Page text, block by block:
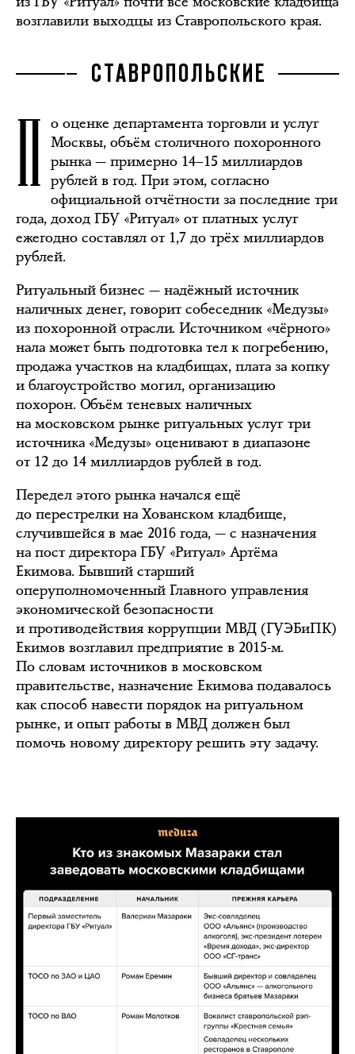
возглавили выходцы из Ставропольского края.
СТАВРОПОЛЬСКИЕ
П о оценке департамента торговли и услуг
Москвы, объём столичного похоронного
рынка — примерно 14–15 миллиардов
рублей в год. При этом, согласно
официальной отчётности за последние три
года, доход ГБУ «Ритуал» от платных услуг
ежегодно составлял от 1,7 до трёх миллиардов
рублей.
Ритуальный бизнес — надёжный источник
наличных денег, говорит собеседник «Медузы»
из похоронной отрасли. Источником «чёрного»
нала может быть подготовка тел к погребению,
продажа участков на кладбищах, плата за копку
и благоустройство могил, организацию
похорон. Объём теневых наличных
на московском рынке ритуальных услуг три
источника «Медузы» оценивают в диапазоне
от 12 до 14 миллиардов рублей в год.
Передел этого рынка начался ещё
до перестрелки на Хованском кладбище,
случившейся в мае 2016 года, — с назначения
на пост директора ГБУ «Ритуал» Артёма
Екимова. Бывший старший
оперуполномоченный Главного управления
экономической безопасности
и противодействия коррупции МВД (ГУЭБиПК)
Екимов возглавил предприятие в 2015-м.
По словам источников в московском
правительстве, назначение Екимова подавалось
как способ навести порядок на ритуальном
рынке, и опыт работы в МВД должен был
помочь новому директору решить эту задачу.